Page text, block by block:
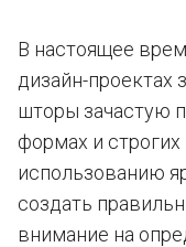
В настоящее
дизайн-проектах
шторы зачастую
формах и
использованию
создать
внимание на